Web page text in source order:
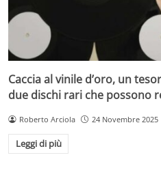
Caccia al vinile d’oro, un
due dischi rari che possono
Roberto Arciola 24 Novembre 2025
Leggi di più